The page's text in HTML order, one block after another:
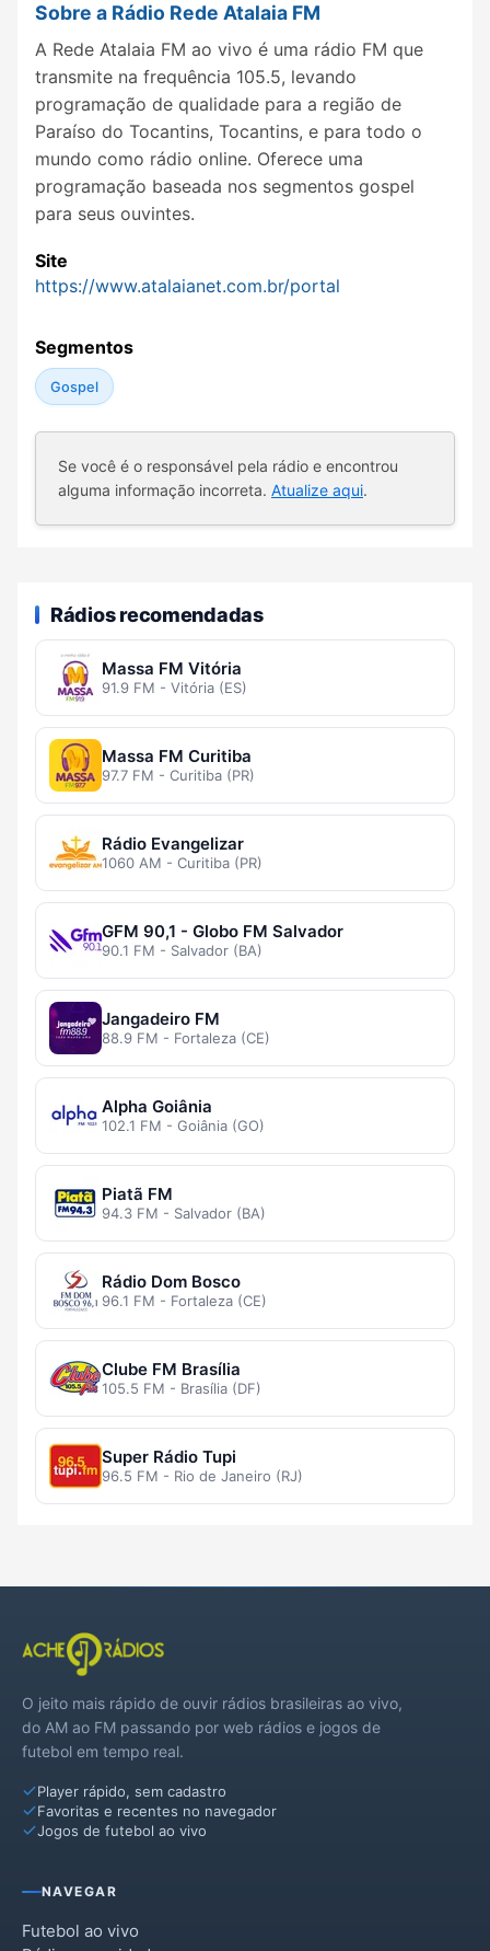
Sobre a Rádio Rede Atalaia FM
A Rede Atalaia FM ao vivo é uma rádio FM que
transmite na frequência 105.5, levando
programação de qualidade para a região de
Paraíso do Tocantins, Tocantins, e para todo o
mundo como rádio online. Oferece uma
programação baseada nos segmentos gospel
para seus ouvintes.
Site
https://www.atalaianet.com.br/portal
Segmentos
Gospel
Se você é o responsável pela rádio e encontrou
alguma informação incorreta. Atualize aqui.
Rádios recomendadas
Massa FM Vitória
91.9 FM - Vitória (ES)
Massa FM Curitiba
97.7 FM - Curitiba (PR)
Rádio Evangelizar
1060 AM - Curitiba (PR)
GFM 90,1 - Globo FM Salvador
90.1 FM - Salvador (BA)
Jangadeiro FM
88.9 FM - Fortaleza (CE)
Alpha Goiânia
102.1 FM - Goiânia (GO)
Piatã FM
94.3 FM - Salvador (BA)
Rádio Dom Bosco
96.1 FM - Fortaleza (CE)
Clube FM Brasília
105.5 FM - Brasília (DF)
Super Rádio Tupi
96.5 FM - Rio de Janeiro (RJ)
O jeito mais rápido de ouvir rádios brasileiras ao vivo,
do AM ao FM passando por web rádios e jogos de
futebol em tempo real.
Player rápido, sem cadastro
Favoritas e recentes no navegador
Jogos de futebol ao vivo
NAVEGAR
Futebol ao vivo